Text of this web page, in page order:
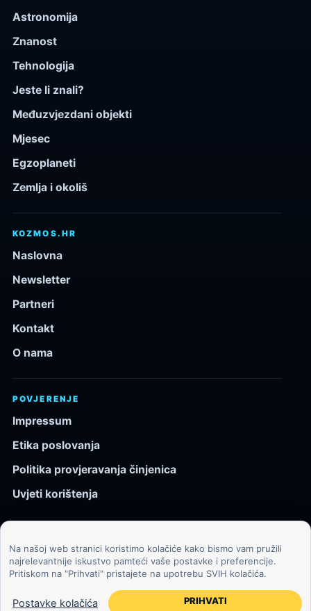
Astronomija
Znanost
Tehnologija
Jeste li znali?
Međuzvjezdani objekti
Mjesec
Egzoplaneti
Zemlja i okoliš
KOZMOS.HR
Naslovna
Newsletter
Partneri
Kontakt
O nama
POVJERENJE
Impressum
Etika poslovanja
Politika provjeravanja činjenica
Uvjeti korištenja
© 2026 Kozmos.hr. Sva prava pridržana.
Svemir, znanost, tehnologija i velike ideje za znatiželjne
čitatelje.
Na našoj web stranici koristimo kolačiće kako bismo vam pružili
najrelevantnije iskustvo pamteći vaše postavke i preferencije.
Pritiskom na "Prihvati" pristajete na upotrebu SVIH kolačića.
Postavke kolačića PRIHVATI